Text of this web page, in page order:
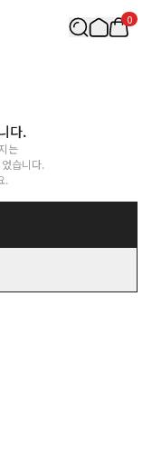
0
다.
는
습니다.
.